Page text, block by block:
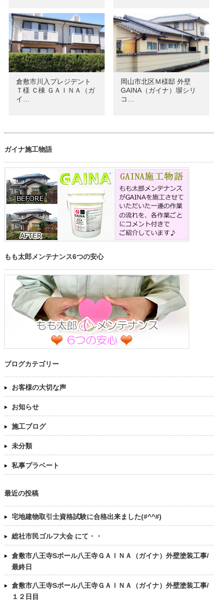
倉敷市川入プレジデント
Ｔ様 Ｃ棟 ＧＡＩＮＡ（ガ
イ…
岡山市北区Ｍ様邸 外壁
GAINA（ガイナ）塀シリ
コ…
ガイナ施工物語
もも太郎メンテナンス6つの安心
ブログカテゴリー
お客様の大切な声
お知らせ
施工ブログ
未分類
私事プラベート
最近の投稿
宅地建物取引士資格試験に合格出来ました(#^^#)
総社市民ゴルフ大会 にて・・
倉敷市八王寺Sポール八王寺ＧＡＩＮＡ（ガイナ）外壁塗装工事/
最終日
倉敷市八王寺Sポール八王寺ＧＡＩＮＡ（ガイナ）外壁塗装工事/
１２日目